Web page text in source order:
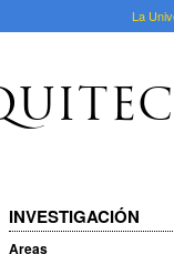
La
INVESTIGACIÓN
Areas